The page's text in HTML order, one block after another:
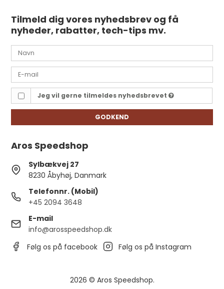
Tilmeld dig vores nyhedsbrev og få
nyheder, rabatter, tech-tips mv.
Jeg vil gerne tilmeldes nyhedsbrevet
GODKEND
Aros Speedshop
Sylbækvej 27
8230 Åbyhøj, Danmark
Telefonnr. (Mobil)
+45 2094 3648
E-mail
info@arosspeedshop.dk
Følg os på facebook
Følg os på Instagram
2026 © Aros Speedshop.